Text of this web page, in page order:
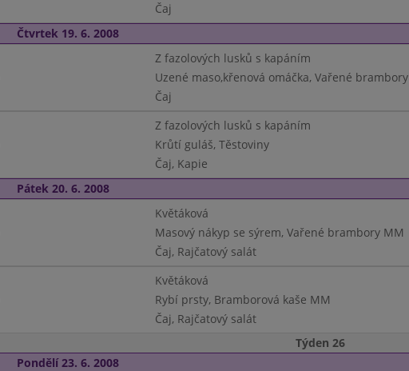
Čaj
Čtvrtek 19. 6. 2008
Z fazolových lusků s kapáním
Uzené maso,křenová omáčka, Vařené brambory
Čaj
Z fazolových lusků s kapáním
Krůtí guláš, Těstoviny
Čaj, Kapie
Pátek 20. 6. 2008
Květáková
Masový nákyp se sýrem, Vařené brambory MM
Čaj, Rajčatový salát
Květáková
Rybí prsty, Bramborová kaše MM
Čaj, Rajčatový salát
Týden 26
Pondělí 23. 6. 2008